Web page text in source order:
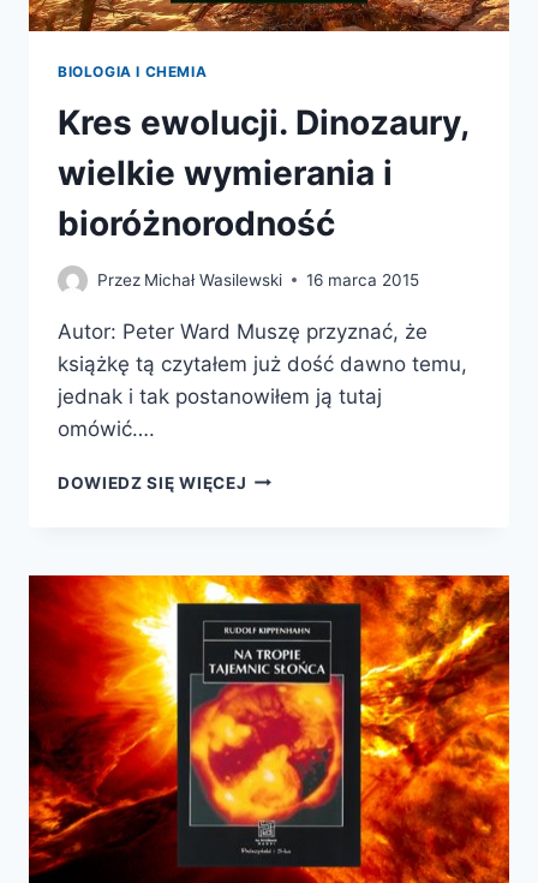
BIOLOGIA I CHEMIA
Kres ewolucji. Dinozaury,
wielkie wymierania i
bioróżnorodność
Przez Michał Wasilewski 16 marca 2015
Autor: Peter Ward Muszę przyznać, że
książkę tą czytałem już dość dawno temu,
jednak i tak postanowiłem ją tutaj
omówić….
DOWIEDZ SIĘ WIĘCEJ KRES
WYMIERANIA
I
BIORÓŻNORODNOŚĆ